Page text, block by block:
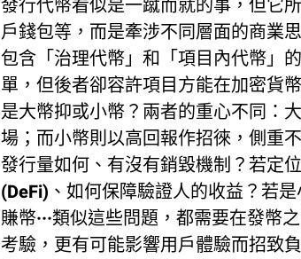
發行代幣看似是一蹴而就的事，但它
戶錢包等，而是牽涉不同層面的商業
包含「治理代幣」和「項目內代幣」
單，但後者卻容許項目方能在加密貨
是大幣抑或小幣？兩者的重心不同：
場；而小幣則以高回報作招徠，側重
發行量如何、有沒有銷毀機制？若定
(DeFi)、如何保障驗證人的收益？若
賺幣···類似這些問題，都需要在發
考驗，更有可能影響用戶體驗而招致